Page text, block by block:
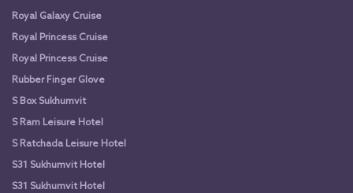
Royal Galaxy Cruise
Royal Princess Cruise
Royal Princess Cruise
Rubber Finger Glove
S Box Sukhumvit
S Ram Leisure Hotel
S Ratchada Leisure Hotel
S31 Sukhumvit Hotel
S31 Sukhumvit Hotel